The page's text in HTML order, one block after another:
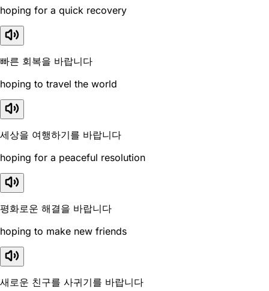
hoping for a quick recovery
빠른 회복을 바랍니다
hoping to travel the world
세상을 여행하기를 바랍니다
hoping for a peaceful resolution
평화로운 해결을 바랍니다
hoping to make new friends
새로운 친구를 사귀기를 바랍니다